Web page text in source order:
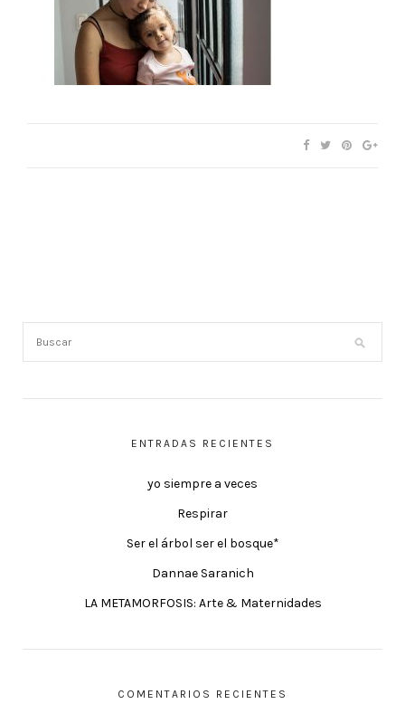
ENTRADAS RECIENTES
yo siempre a veces
Respirar
Ser el árbol ser el bosque*
Dannae Saranich
LA METAMORFOSIS: Arte & Maternidades
COMENTARIOS RECIENTES